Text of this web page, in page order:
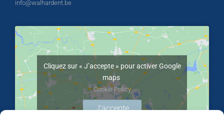
info@walhardent.be
Cliquez sur « J’accepte » pour activer Google
maps
Cookie Policy
J’accepte